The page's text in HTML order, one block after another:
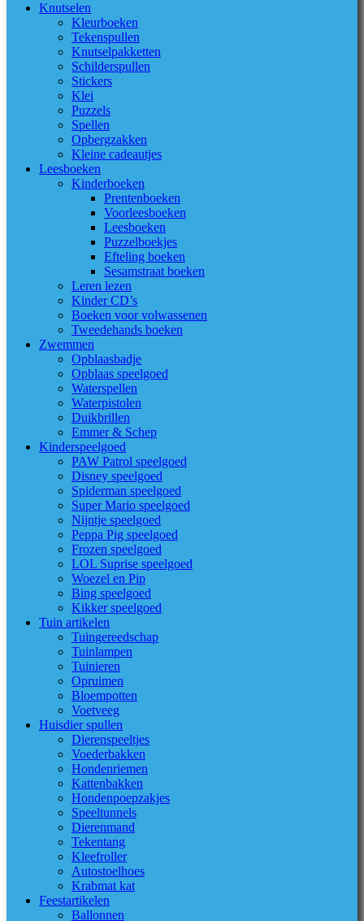
Knutselen
Kleurboeken
Tekenspullen
Knutselpakketten
Schilderspullen
Stickers
Klei
Puzzels
Spellen
Opbergzakken
Kleine cadeautjes
Leesboeken
Kinderboeken
Prentenboeken
Voorleesboeken
Leesboeken
Puzzelboekjes
Efteling boeken
Sesamstraat boeken
Leren lezen
Kinder CD’s
Boeken voor volwassenen
Tweedehands boeken
Zwemmen
Opblaasbadje
Opblaas speelgoed
Waterspellen
Waterpistolen
Duikbrillen
Emmer & Schep
Kinderspeelgoed
PAW Patrol speelgoed
Disney speelgoed
Spiderman speelgoed
Super Mario speelgoed
Nijntje speelgoed
Peppa Pig speelgoed
Frozen speelgoed
LOL Suprise speelgoed
Woezel en Pip
Bing speelgoed
Kikker speelgoed
Tuin artikelen
Tuingereedschap
Tuinlampen
Tuinieren
Opruimen
Bloempotten
Voetveeg
Huisdier spullen
Dierenspeeltjes
Voederbakken
Hondenriemen
Kattenbakken
Hondenpoepzakjes
Speeltunnels
Dierenmand
Tekentang
Kleefroller
Autostoelhoes
Krabmat kat
Feestartikelen
Ballonnen